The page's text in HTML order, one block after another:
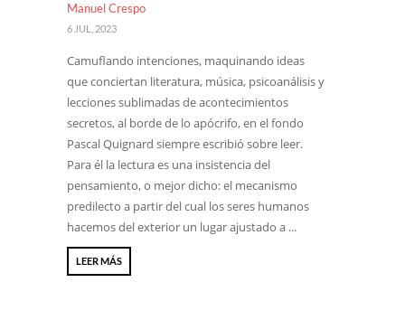
Manuel Crespo
6 JUL, 2023
Camuflando intenciones, maquinando ideas
que conciertan literatura, música, psicoanálisis y
lecciones sublimadas de acontecimientos
secretos, al borde de lo apócrifo, en el fondo
Pascal Quignard siempre escribió sobre leer.
Para él la lectura es una insistencia del
pensamiento, o mejor dicho: el mecanismo
predilecto a partir del cual los seres humanos
hacemos del exterior un lugar ajustado a ...
LEER MÁS